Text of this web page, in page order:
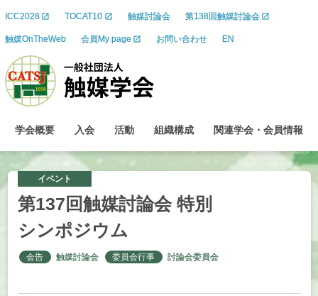
ICC2028 TOCAT10 触媒討論会 第138回触媒討論会
触媒OnTheWeb 会員My page お問い合わせ EN
学会概要 入会 活動 組織構成 関連学会 ・ 会員情報
イベント
第137 回触媒討論会 特別
シンポジウム
会告 触媒討論会 委員会行事 討論会委員会